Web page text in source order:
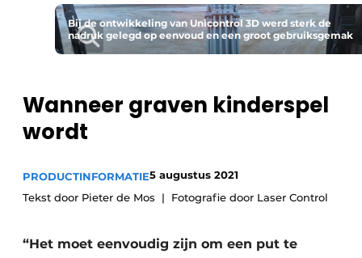
Evenement aanmelden
Meest gelezen
Podcasts
Privacy / Cookie statement
Bij de ontwikkeling van Unicontrol 3D werd sterk de
nadruk gelegd op eenvoud en een groot gebruiksgemak
Wanneer graven kinderspel
wordt
PRODUCTINFORMATIE5 augustus 2021
Tekst door Pieter de Mos
Fotografie door Laser Control
“Het moet eenvoudig zijn om een put te